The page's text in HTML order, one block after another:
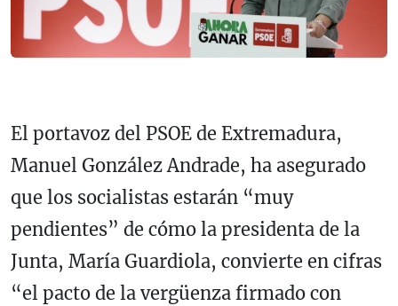
El portavoz del PSOE de Extremadura,
Manuel González Andrade, ha asegurado
que los socialistas estarán “muy
pendientes” de cómo la presidenta de la
Junta, María Guardiola, convierte en cifras
“el pacto de la vergüenza firmado con